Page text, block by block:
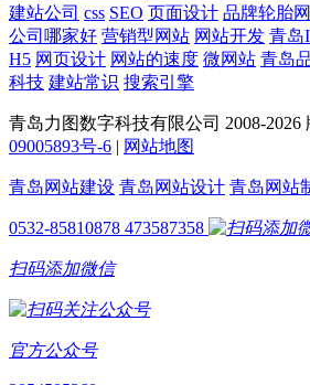
建站公司 css SEO 页面设计 品牌轮胎
公司哪家好 营销型网站 网站开发 青岛
H5 网页设计 网站的速度 微网站 青岛
科技 建站常识 搜索引擎
青岛力图数字科技有限公司 2008-2026
09005893号-6 | 网站地图
青岛网站建设 青岛网站设计 青岛网站
0532-85810878 473587358
扫码添加微信
官方公众号